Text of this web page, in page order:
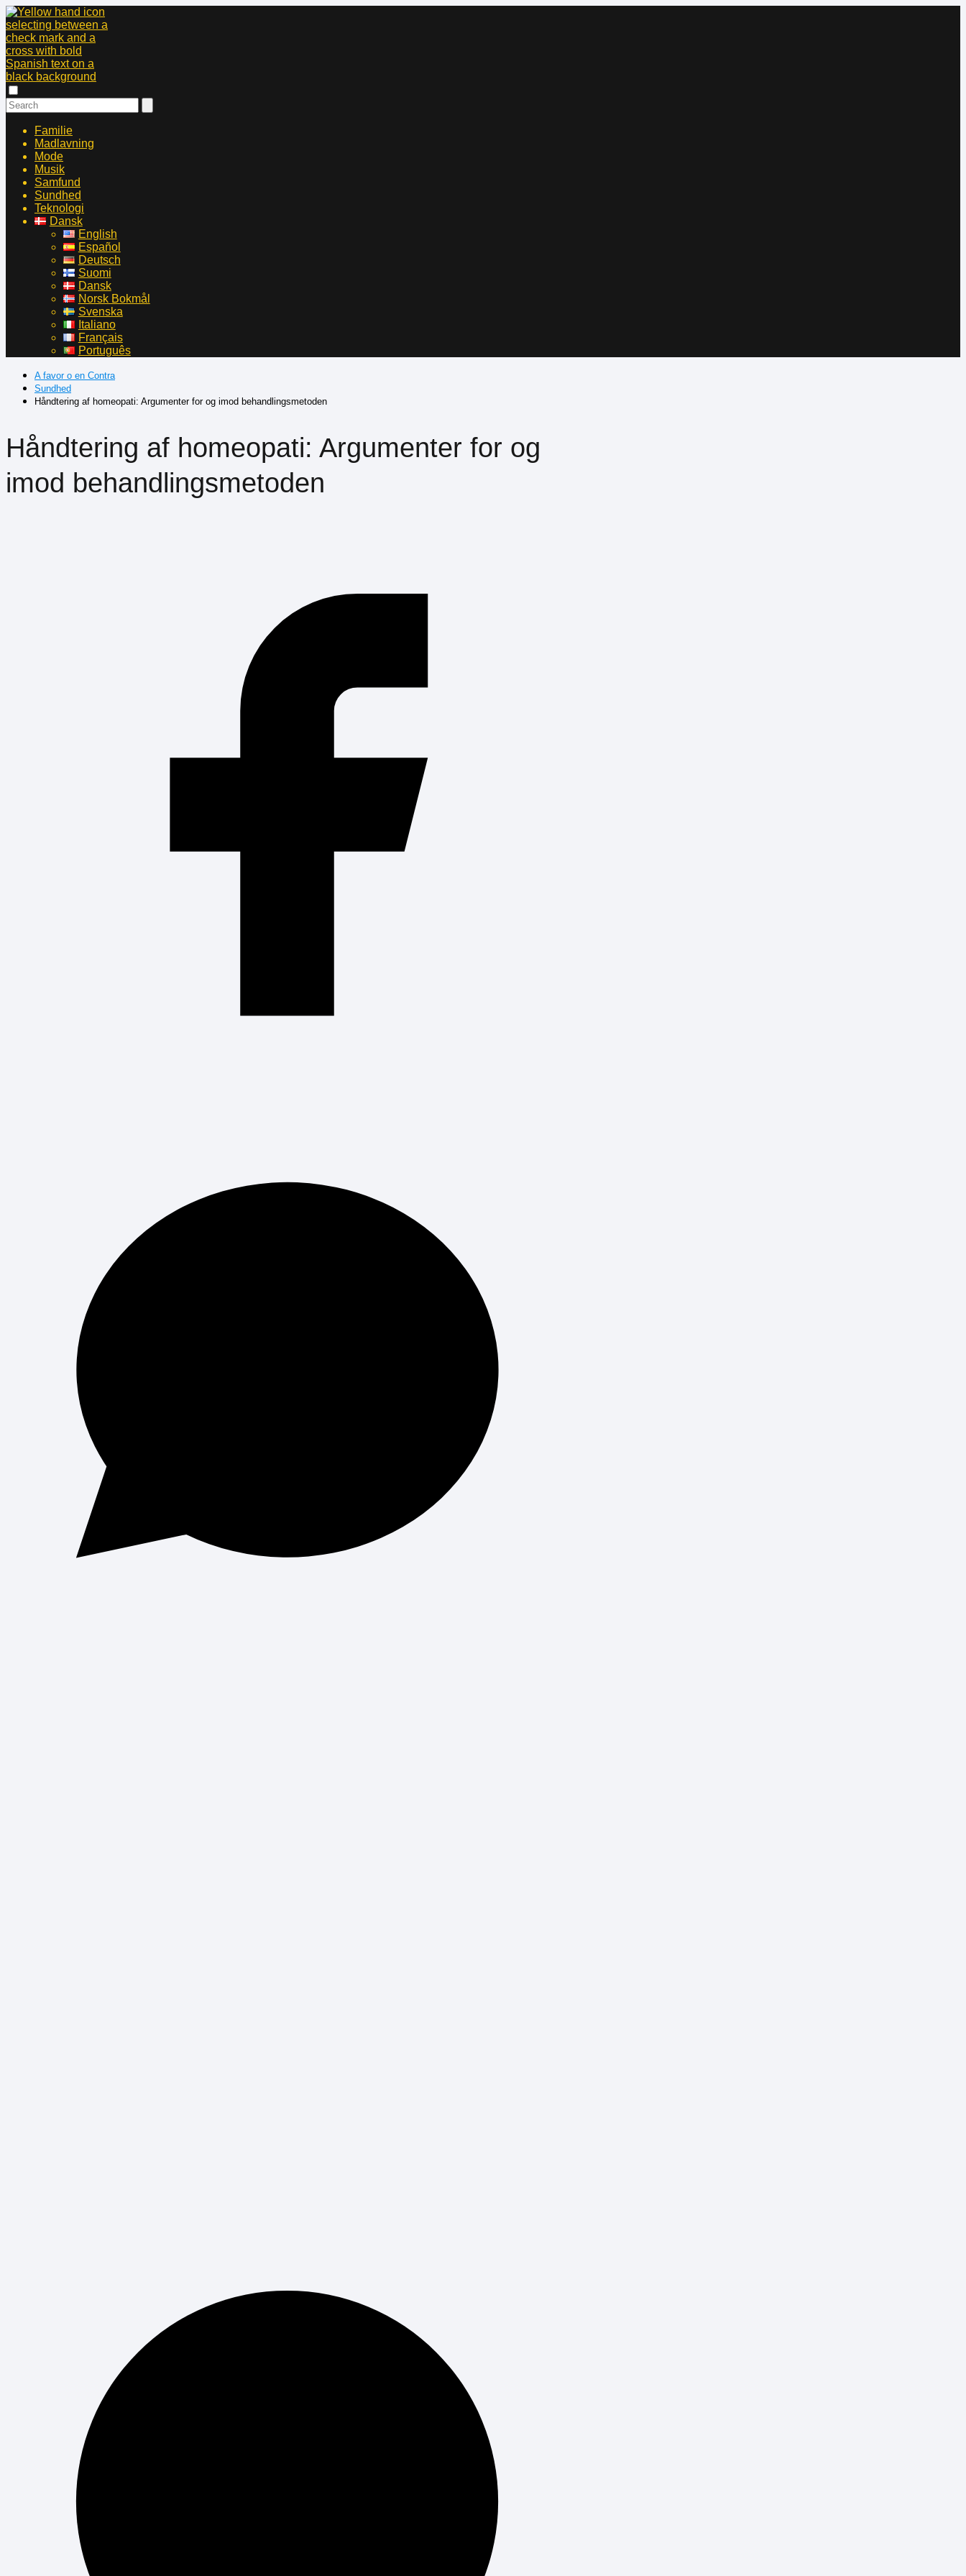
Familie
Madlavning
Mode
Musik
Samfund
Sundhed
Teknologi
Dansk
English
Español
Deutsch
Suomi
Dansk
Norsk Bokmål
Svenska
Italiano
Français
Português
A favor o en Contra
Sundhed
Håndtering af homeopati: Argumenter for og imod behandlingsmetoden
Håndtering af homeopati: Argumenter for og
imod behandlingsmetoden